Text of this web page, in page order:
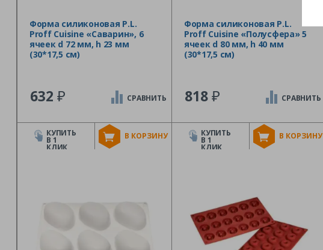
Форма силиконовая P.L.
Proff Cuisine «Саварин», 6
ячеек d 72 мм, h 23 мм
(30*17,5 см)
632 ₽
В КОРЗИНУ
СРАВНИТЬ
КУПИТЬ
В 1
КЛИК
Форма силиконовая P.L.
Proff Cuisine «Полусфера» 5
ячеек d 80 мм, h 40 мм
(30*17,5 см)
818₽
В КОРЗИНУ
СРАВНИТЬ
КУПИТЬ
В 1
КЛИК